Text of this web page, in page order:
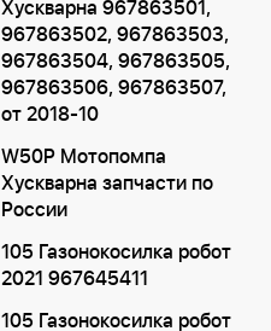
Хускварна 967863501,
967863502, 967863503,
967863504, 967863505,
967863506, 967863507,
от 2018-10
W50P Мотопомпа
Хускварна запчасти по
России
105 Газонокосилка робот
2021 967645411
105 Газонокосилка робот